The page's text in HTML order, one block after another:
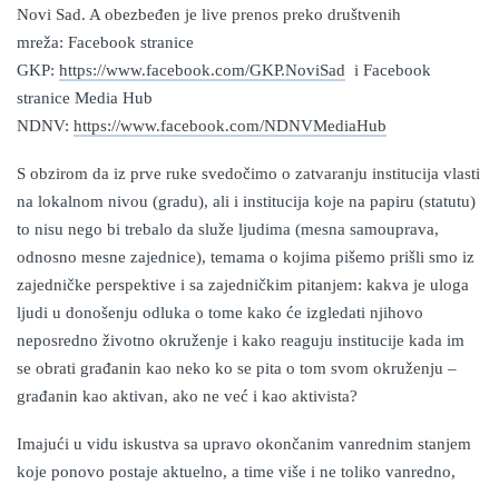
Novi Sad. A obezbeđen je live prenos preko društvenih
mreža: Facebook stranice
GKP: https://www.facebook.com/GKP.NoviSad i Facebook
stranice Media Hub
NDNV: https://www.facebook.com/NDNVMediaHub
S obzirom da iz prve ruke svedočimo o zatvaranju institucija vlasti
na lokalnom nivou (gradu), ali i institucija koje na papiru (statutu)
to nisu nego bi trebalo da služe ljudima (mesna samouprava,
odnosno mesne zajednice), temama o kojima pišemo prišli smo iz
zajedničke perspektive i sa zajedničkim pitanjem: kakva je uloga
ljudi u donošenju odluka o tome kako će izgledati njihovo
neposredno životno okruženje i kako reaguju institucije kada im
se obrati građanin kao neko ko se pita o tom svom okruženju –
građanin kao aktivan, ako ne već i kao aktivista?
Imajući u vidu iskustva sa upravo okončanim vanrednim stanjem
koje ponovo postaje aktuelno, a time više i ne toliko vanredno,